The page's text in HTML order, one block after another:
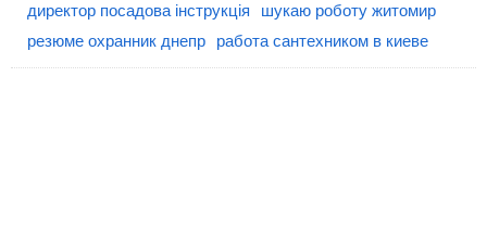
директор посадова інструкція
шукаю роботу житомир
резюме охранник днепр
работа сантехником в киеве